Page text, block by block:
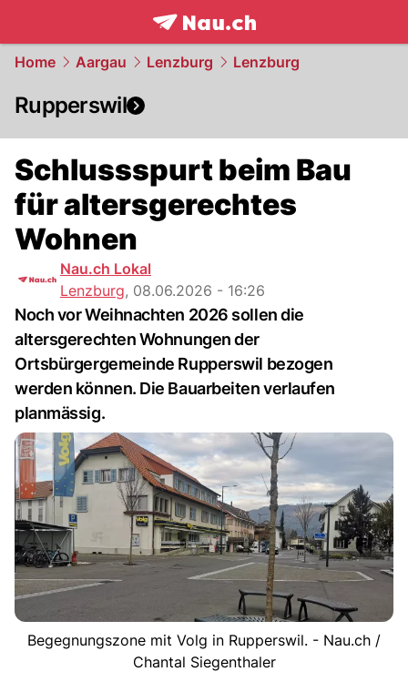
frontpage.NAU.ch
Home Aargau Lenzburg Lenzburg
Rupperswil
Schlussspurt beim Bau
für altersgerechtes
Wohnen
Nau.ch Lokal
Lenzburg, 08.06.2026 - 16:26
Noch vor Weihnachten 2026 sollen die
altersgerechten Wohnungen der
Ortsbürgergemeinde Rupperswil bezogen
werden können. Die Bauarbeiten verlaufen
planmässig.
Begegnungszone mit Volg in Rupperswil. - Nau.ch /
Chantal Siegenthaler